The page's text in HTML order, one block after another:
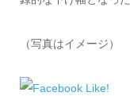
（写真はイメージ）